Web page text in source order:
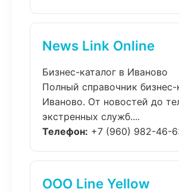
News Link Online
Бизнес-каталог в Иваново
Полный справочник бизнес-
Иваново. От новостей до
экстренных служб....
Телефон: +7 (960) 982-46-
ООО Line Yellow